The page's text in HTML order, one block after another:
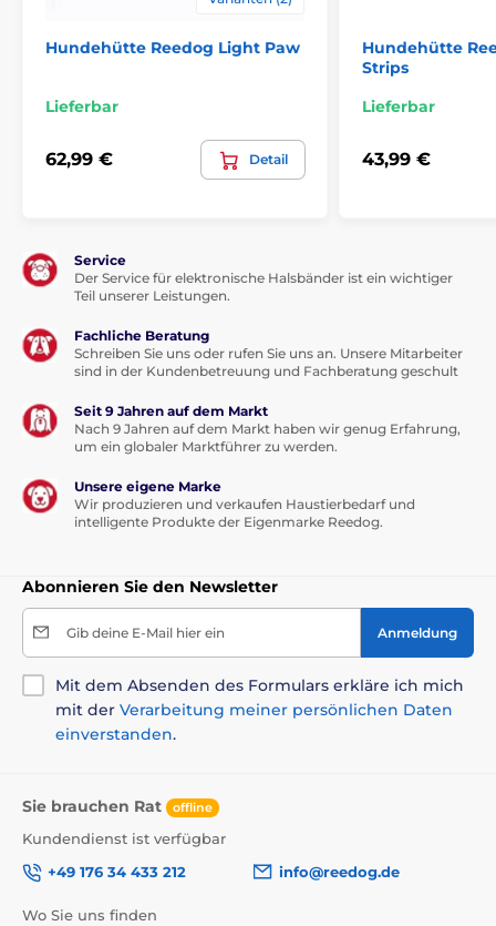
Geeignet für die Hunderasse: Der weiche weiche
Schuppen wird die Hunde vom kleinsten bis zum
größten erfreuen!
Die wichtigsten Vorteile der Hundehütte:
Gemütliches Zuhause für alle Größen von Hunden,
schützt den Hund vor der Kälte, bietet einen
Material:strapazierfähiges Cord für Outdoor-
Ausrüstung, schmutzabweisend, pflegeleicht (30 °
Beschädigungen
Wächter benötigt seinen
eigenen Raum und mag, wenn er die Umgebung
bewachen können
(32 x 38 x 38 cm), kleine Hunderassen:
Hundehöhe bis 30 cm - Yorkshire Terrier,
Chihuahua, Zwerg Dachshund
Hundehütte Reedog Light Paw
Lieferbar
62,99 € Detail
Hundehütte
Strips
Lieferbar
43,99 €
Service
Der Service für elektronische Halsbänder ist ein wichtiger
Teil unserer Leistungen.
Fachliche Beratung
Schreiben Sie uns oder rufen Sie uns an. Unsere Mitarbeiter
sind in der Kundenbetreuung und Fachberatung geschult
Seit 9 Jahren auf dem Markt
Nach 9 Jahren auf dem Markt haben wir genug Erfahrung,
um ein globaler Marktführer zu werden.
Unsere eigene Marke
Wir produzieren und verkaufen Haustierbedarf und
intelligente Produkte der Eigenmarke Reedog.
Abonnieren Sie den Newsletter
Gib deine E-Mail hier ein Anmeldung
Mit dem Absenden des Formulars erkläre ich mich
mit der Verarbeitung meiner persönlichen Daten
einverstanden.
Sie brauchen Rat offline
Kundendienst ist verfügbar
+49 176 34 433 212
info@reedog.de
Wo Sie uns finden